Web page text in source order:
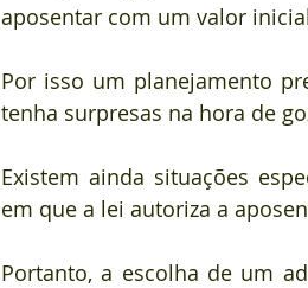
aposentar com um valor
Por isso um planejamento
tenha surpresas na hora de
Existem ainda situações
em que a lei autoriza a
Portanto, a escolha de um